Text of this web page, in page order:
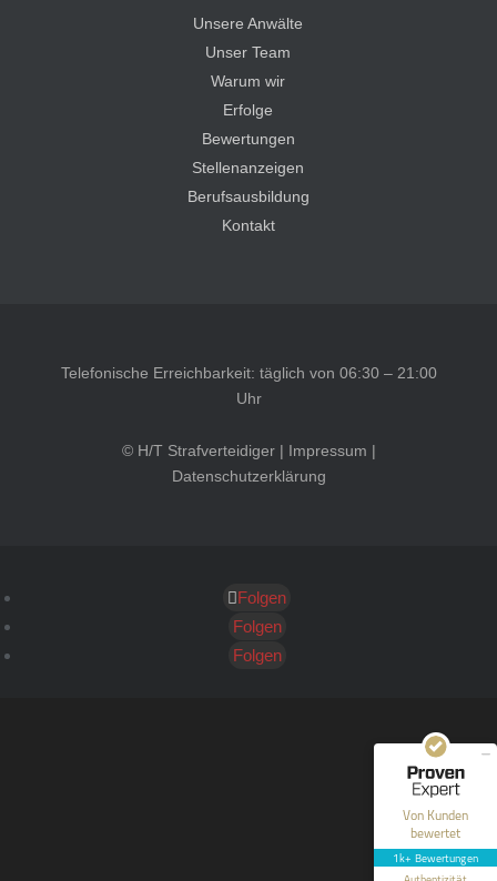
Unsere Anwälte
Unser Team
Warum wir
Erfolge
Bewertungen
Stellenanzeigen
Berufsausbildung
Kontakt
Telefonische Erreichbarkeit: täglich von 06:30 – 21:00
Uhr
© H/T Strafverteidiger | Impressum |
Datenschutzerklärung
Folgen
Folgen
Folgen
Von Kunden
bewertet
1k+ Bewertungen
Kundenbewertungen und Erfahrungen zu
SEHR GUT
40
Bewertungen auf
ProvenExpert.com
Blick aufs ProvenExpert-Profil werfen